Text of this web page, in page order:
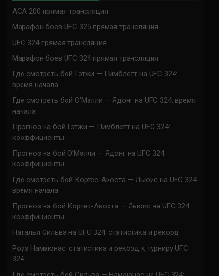
ACA 200 прямая трансляция
Марафон боев UFC 325 прямая трансляция
UFC 324 прямая трансляция
Марафон боев UFC 324 прямая трансляция
Где смотреть бой Гэтжи — Пимблетт на UFC 324:
время начала
Где смотреть бой О’Мэлли — Ядонг на UFC 324: время
начала
Прогноз на бой Гэтжи — Пимблетт на UFC 324:
коэффициенты
Прогноз на бой О’Мэлли — Ядонг на UFC 324:
коэффициенты
Где смотреть бой Кортес-Акоста — Льюис на UFC 324:
время начала
Прогноз на бой Кортес-Акоста — Льюис на UFC 324:
коэффициенты
Наталья Сильва на UFC 324: статистика и рекорд
Роуз Намаюнас: статистика и рекорд к турниру UFC
324